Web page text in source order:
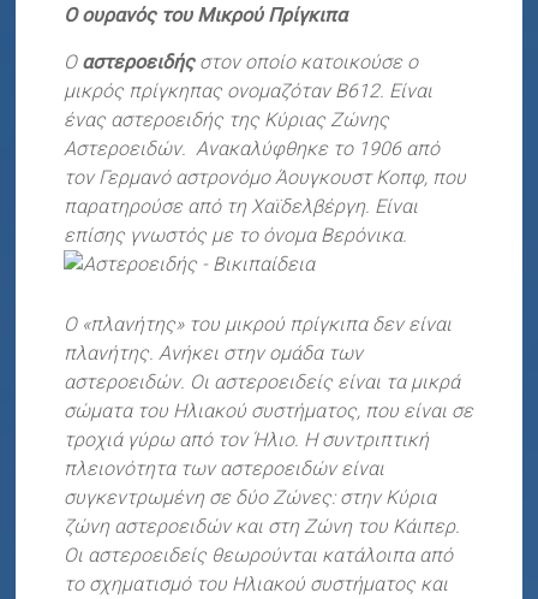
Ο ουρανός του Μικρού Πρίγκιπα
Ο αστεροειδήςστον οποίο κατοικούσε ο
μικρός πρίγκηπας ονομαζόταν B612. Είναι
ένας αστεροειδής της Κύριας Ζώνης
Αστεροειδών. Ανακαλύφθηκε το 1906 από
τον Γερμανό αστρονόμο Άουγκουστ Κοπφ, που
παρατηρούσε από τη Χαϊδελβέργη. Είναι
επίσης γνωστός με το όνομα Βερόνικα.
Ο «πλανήτης» του μικρού πρίγκιπα δεν είναι
πλανήτης. Ανήκει στην ομάδα των
αστεροειδών. Οι αστεροειδείς είναι τα μικρά
σώματα του Ηλιακού συστήματος, που είναι σε
τροχιά γύρω από τον Ήλιο. Η συντριπτική
πλειονότητα των αστεροειδών είναι
συγκεντρωμένη σε δύο Ζώνες: στην Κύρια
ζώνη αστεροειδών και στη Ζώνη του Κάιπερ.
Οι αστεροειδείς θεωρούνται κατάλοιπα από
το σχηματισμό του Ηλιακού συστήματος και